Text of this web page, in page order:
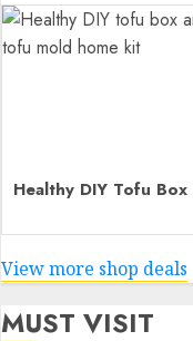
Healthy DIY Tofu Box
View more shop deals
MUST VISIT